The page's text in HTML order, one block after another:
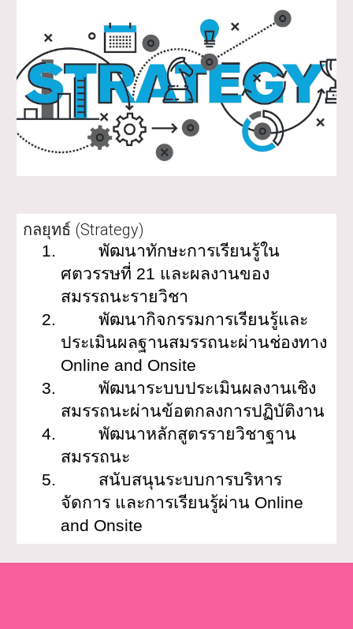
กลยุทธ์ (Strategy)
1.
พัฒนาทักษะการเรียนรู้ใน
ศตวรรษที่ 21 และผลงานของ
สมรรถนะรายวิชา
2.
พัฒนากิจกรรมการเรียนรู้และ
ประเมินผลฐานสมรรถนะผ่านช่องทาง
Online and Onsite
3.
พัฒนาระบบประเมินผลงานเชิง
สมรรถนะผ่านข้อตกลงการปฏิบัติงาน
4.
พัฒนาหลักสูตรรายวิชาฐาน
สมรรถนะ
5.
สนับสนุนระบบการบริหาร
จัดการ และการเรียนรู้ผ่าน Online
and Onsite